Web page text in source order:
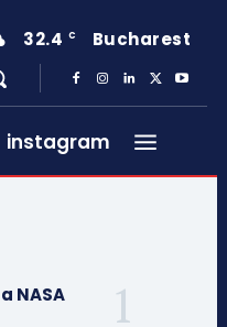
32.4 C Bucharest
instagram
NASA